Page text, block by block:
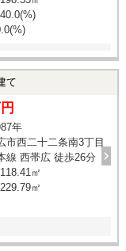
40.0(%)
て
年
市西二十二条南3丁目
線 西帯広 徒歩26分
118.41㎡
229.79㎡